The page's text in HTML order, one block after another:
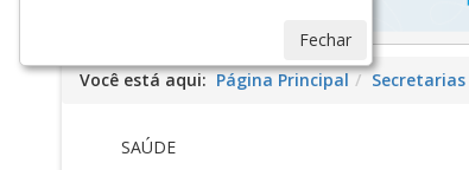
Você está aqui:Página Principal Secretarias
SAÚDE
Fechar